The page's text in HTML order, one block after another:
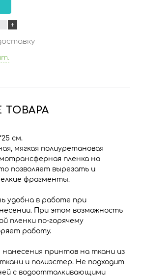
см.
мягкая полиуретановая
пленка на
позволяет вырезать и
фрагменты.
удобна в работе при
При этом возможность
пленки по-горячему
работу.
нанесения принтов на ткани из
и полиэстер. Не подходит
с водоотталкивающими